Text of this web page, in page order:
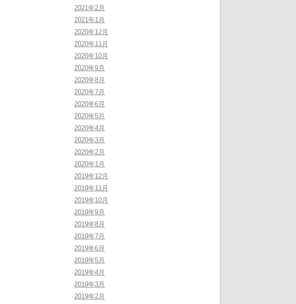
2021年2月
2021年1月
2020年12月
2020年11月
2020年10月
2020年9月
2020年8月
2020年7月
2020年6月
2020年5月
2020年4月
2020年3月
2020年2月
2020年1月
2019年12月
2019年11月
2019年10月
2019年9月
2019年8月
2019年7月
2019年6月
2019年5月
2019年4月
2019年3月
2019年2月